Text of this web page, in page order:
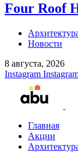
Four Roof
Новости
8 августа, 2026
Instagram
Главная
Акции